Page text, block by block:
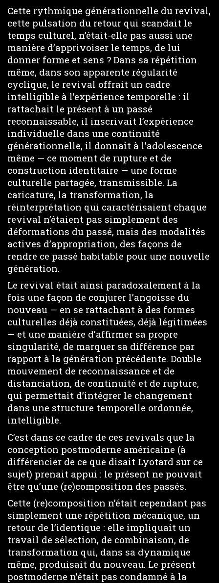
Cette rythmique générationnelle du revival,
cette pulsation du retour qui scandait le
temps culturel, n’était-elle pas aussi une
manière d’apprivoiser le temps, de lui
donner forme et sens ? Dans sa répétition
même, dans son apparente régularité
cyclique, le revival offrait un cadre
intelligible à l’expérience temporelle : il
rattachait le présent à un passé
reconnaissable, il inscrivait l’expérience
individuelle dans une continuité
générationnelle, il donnait à l’adolescence
même — ce moment de rupture et de
construction identitaire — une forme
culturelle partagée, transmissible. La
caricature, la transformation, la
réinterprétation qui caractérisaient chaque
revival n’étaient pas simplement des
déformations du passé, mais des modalités
actives d’appropriation, des façons de
rendre ce passé habitable pour une nouvelle
génération.
Le revival était ainsi paradoxalement à la
fois une façon de conjurer l’angoisse du
nouveau — en se rattachant à des formes
culturelles déjà constituées, déjà légitimées
— et une manière d’affirmer sa propre
singularité, de marquer sa différence par
rapport à la génération précédente. Double
mouvement de reconnaissance et de
distanciation, de continuité et de rupture,
qui permettait d’intégrer le changement
dans une structure temporelle ordonnée,
intelligible.
C’est dans ce cadre de ces revivals que la
conception postmoderne américaine (à
différencier de ce que disait Lyotard sur ce
sujet) prenait appui : le présent ne pouvait
être qu’une (re)composition des passés.
Cette (re)composition n’était cependant pas
simplement une répétition mécanique, un
retour de l’identique : elle impliquait un
travail de sélection, de combinaison, de
transformation qui, dans sa dynamique
même, produisait du nouveau. Le présent
postmoderne n’était pas condamné à la